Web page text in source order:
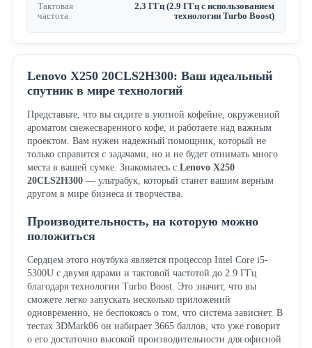
Тактовая
частота
2.3 ГГц (2.9 ГГц с использованием
технологии Turbo Boost)
Lenovo X250 20CLS2H300: Ваш идеальный
спутник в мире технологий
Представьте, что вы сидите в уютной кофейне, окруженной
ароматом свежесваренного кофе, и работаете над важным
проектом. Вам нужен надежный помощник, который не
только справится с задачами, но и не будет отнимать много
места в вашей сумке. Знакомьтесь с Lenovo X250
20CLS2H300— ультрабук, который станет вашим верным
другом в мире бизнеса и творчества.
Производительность, на которую можно
положиться
Сердцем этого ноутбука является процессор Intel Core i5-
5300U с двумя ядрами и тактовой частотой до 2.9 ГГц
благодаря технологии Turbo Boost. Это значит, что вы
сможете легко запускать несколько приложений
одновременно, не беспокоясь о том, что система зависнет. В
тестах 3DMark06 он набирает 3665 баллов, что уже говорит
о его достаточно высокой производительности для офисной